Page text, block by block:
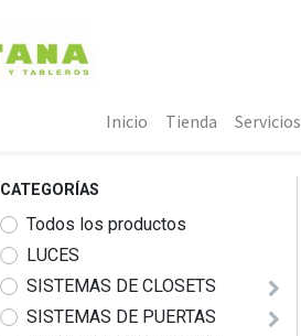
Inicio Tienda Servicios
CATEGORÍAS
Todos los productos
LUCES
SISTEMAS DE CLOSETS
SISTEMAS DE PUERTAS